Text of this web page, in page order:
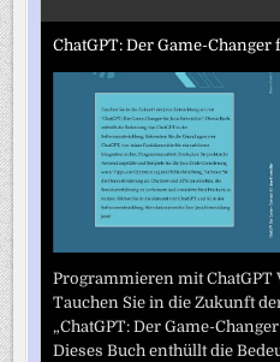
ChatGPT: Der Game-
Programmieren mit ChatGPT
Tauchen Sie in die Zukunft
„ChatGPT: Der Game-
Dieses Buch enthüllt die